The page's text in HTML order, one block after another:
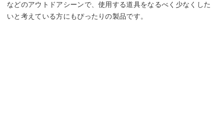
などのアウトドアシーンで、使用する道具をなるべく少なくした
いと考えている方にもぴったりの製品です。